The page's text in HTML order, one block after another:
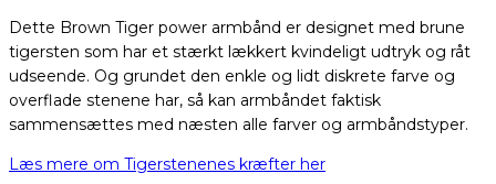
Dette Brown Tiger power armbånd er designet med brune
tigersten som har et stærkt lækkert kvindeligt udtryk og råt
udseende. Og grundet den enkle og lidt diskrete farve og
overflade stenene har, så kan armbåndet faktisk
sammensættes med næsten alle farver og armbåndstyper.
Læs mere om Tigerstenenes kræfter her